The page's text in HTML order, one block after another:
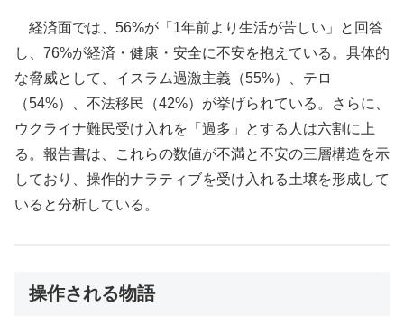
経済面では、56%が「1年前より生活が苦しい」と回答
し、76%が経済・健康・安全に不安を抱えている。具体的
な脅威として、イスラム過激主義（55%）、テロ
（54%）、不法移民（42%）が挙げられている。さらに、
ウクライナ難民受け入れを「過多」とする人は六割に上
る。報告書は、これらの数値が不満と不安の三層構造を示
しており、操作的ナラティブを受け入れる土壌を形成して
いると分析している。
操作される物語